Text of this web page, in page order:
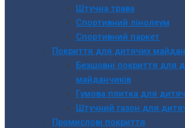
Штучна трава
Спортивний лінолеум
Спортивний паркет
Покриття для дитячих
Безшовні покриття для
майданчиків
Гумова плитка для
Штучний газон для
Промислові покриття